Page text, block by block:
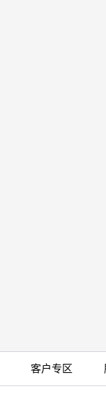
客户专区